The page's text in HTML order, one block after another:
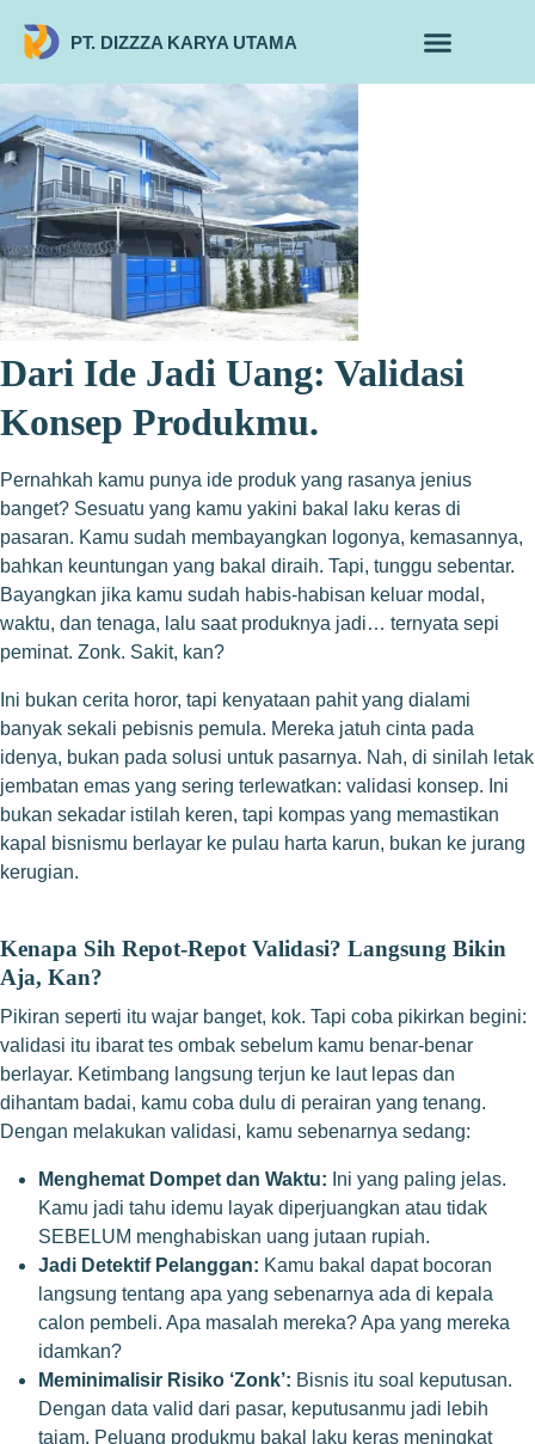
PT. DIZZZA KARYA UTAMA
Dari Ide Jadi Uang: Validasi
Konsep Produkmu.
Pernahkah kamu punya ide produk yang rasanya jenius
banget? Sesuatu yang kamu yakini bakal laku keras di
pasaran. Kamu sudah membayangkan logonya, kemasannya,
bahkan keuntungan yang bakal diraih. Tapi, tunggu sebentar.
Bayangkan jika kamu sudah habis-habisan keluar modal,
waktu, dan tenaga, lalu saat produknya jadi… ternyata sepi
peminat. Zonk. Sakit, kan?
Ini bukan cerita horor, tapi kenyataan pahit yang dialami
banyak sekali pebisnis pemula. Mereka jatuh cinta pada
idenya, bukan pada solusi untuk pasarnya. Nah, di sinilah letak
jembatan emas yang sering terlewatkan: validasi konsep. Ini
bukan sekadar istilah keren, tapi kompas yang memastikan
kapal bisnismu berlayar ke pulau harta karun, bukan ke jurang
kerugian.
Kenapa Sih Repot-Repot Validasi? Langsung Bikin
Aja, Kan?
Pikiran seperti itu wajar banget, kok. Tapi coba pikirkan begini:
validasi itu ibarat tes ombak sebelum kamu benar-benar
berlayar. Ketimbang langsung terjun ke laut lepas dan
dihantam badai, kamu coba dulu di perairan yang tenang.
Dengan melakukan validasi, kamu sebenarnya sedang:
Menghemat Dompet dan Waktu: Ini yang paling jelas.
Kamu jadi tahu idemu layak diperjuangkan atau tidak
SEBELUM menghabiskan uang jutaan rupiah.
Jadi Detektif Pelanggan: Kamu bakal dapat bocoran
langsung tentang apa yang sebenarnya ada di kepala
calon pembeli. Apa masalah mereka? Apa yang mereka
idamkan?
Meminimalisir Risiko ‘Zonk’: Bisnis itu soal keputusan.
Dengan data valid dari pasar, keputusanmu jadi lebih
tajam. Peluang produkmu bakal laku keras meningkat